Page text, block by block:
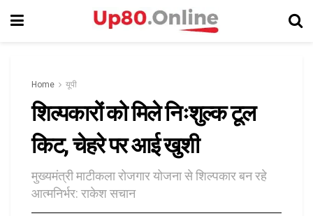
Home यूपी
शिल्पकारों को मिले निःशुल्क टूल
किट, चेहरे पर आई खुशी
मुख्यमंत्री माटीकला रोजगार योजना से शिल्पकार बन रहे
आत्मनिर्भर: राकेश सचान